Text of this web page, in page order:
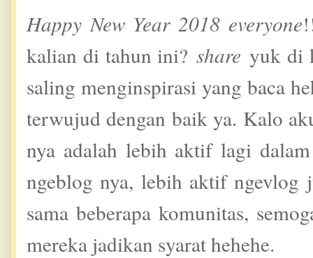
Happy New Year 2018 everyone
kalian di tahun ini?shareyuk di
saling menginspirasi yang baca
terwujud dengan baik ya. Kalo
nya adalah lebih aktif lagi
ngeblog nya, lebih aktif ngevlog
sama beberapa komunitas,
mereka jadikan syarat hehehe.